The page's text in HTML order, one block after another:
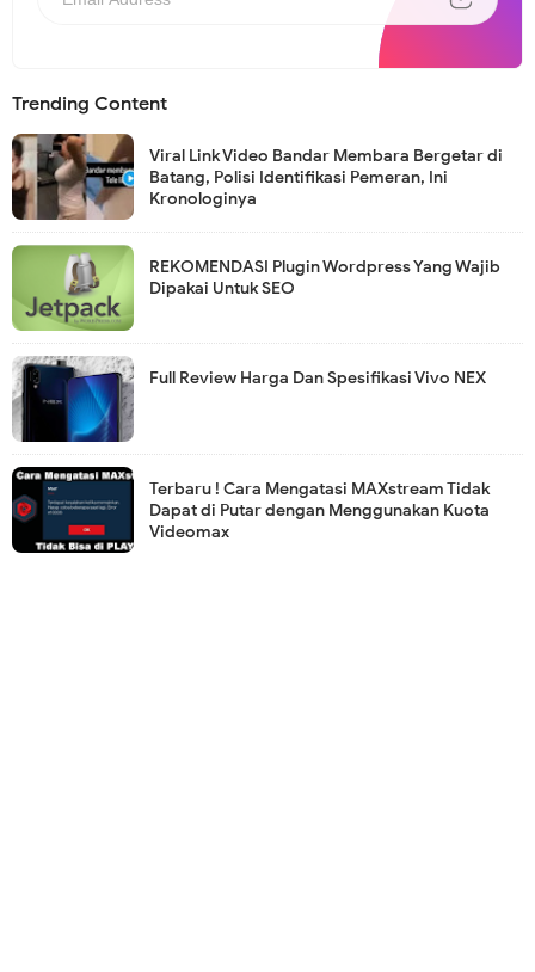
Trending Content
Viral Link Video Bandar Membara Bergetar di
Batang, Polisi Identifikasi Pemeran, Ini
Kronologinya
REKOMENDASI Plugin Wordpress Yang Wajib
Dipakai Untuk SEO
Full Review Harga Dan Spesifikasi Vivo NEX
Terbaru ! Cara Mengatasi MAXstream Tidak
Dapat di Putar dengan Menggunakan Kuota
Videomax